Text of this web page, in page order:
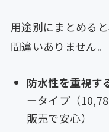
用途別にまとめる
間違いありません。
防水性を重視す
ータイプ（
販売で安心）